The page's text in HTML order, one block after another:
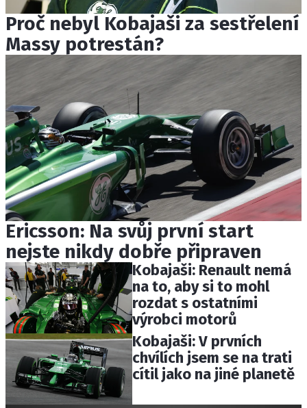
Proč nebyl Kobajaši za sestřelení
Massy potrestán?
Ericsson: Na svůj první start
nejste nikdy dobře připraven
Kobajaši: Renault nemá
na to, aby si to mohl
rozdat s ostatními
výrobci motorů
Kobajaši: V prvních
chvílích jsem se na trati
cítil jako na jiné planetě